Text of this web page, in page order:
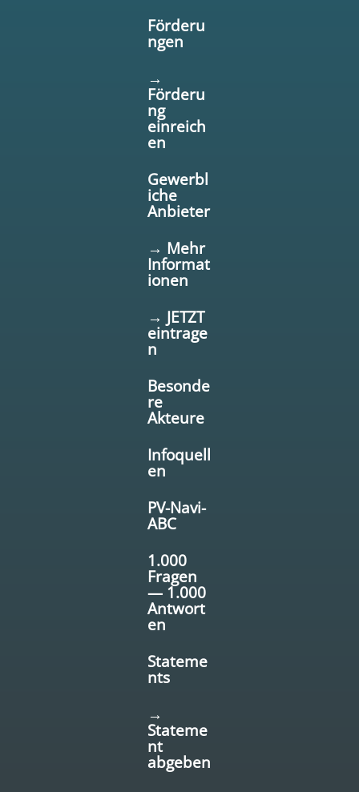
Förderu
ngen
→
Förderu
ng
einreich
en
Gewerbl
iche
Anbieter
→ Mehr
Informat
ionen
→ JETZT
eintrage
n
Besonde
re
Akteure
Infoquell
en
PV-Navi-
ABC
1.000
Fragen
— 1.000
Antwort
en
Stateme
nts
→
Stateme
nt
abgeben